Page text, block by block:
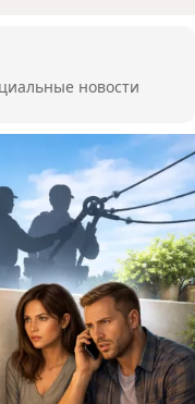
новости